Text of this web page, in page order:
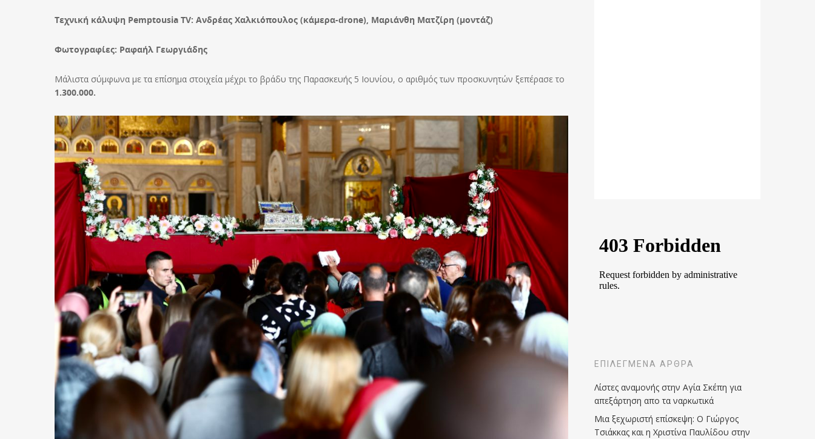
Τεχνική κάλυψη Pemptousia TV: Ανδρέας Χαλκιόπουλος (κάμερα-drone), Μαριάνθη Ματζίρη (μοντάζ)
Φωτογραφίες: Ραφαήλ Γεωργιάδης
Μάλιστα σύμφωνα με τα επίσημα στοιχεία μέχρι το βράδυ της Παρασκευής 5 Ιουνίου, ο αριθμός των προσκυνητών ξεπέρασε το
1.300.000.
ΕΠΙΛΕΓΜΈΝΑ ΆΡΘΡΑ
Λίστες αναμονής στην Αγία Σκέπη για
απεξάρτηση απο τα ναρκωτικά
Μια ξεχωριστή επίσκεψη: Ο Γιώργος
Τσιάκκας και η Χριστίνα Παυλίδου στην